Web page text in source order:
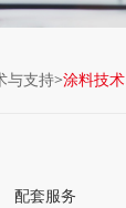
与支持>涂料技术
配套服务